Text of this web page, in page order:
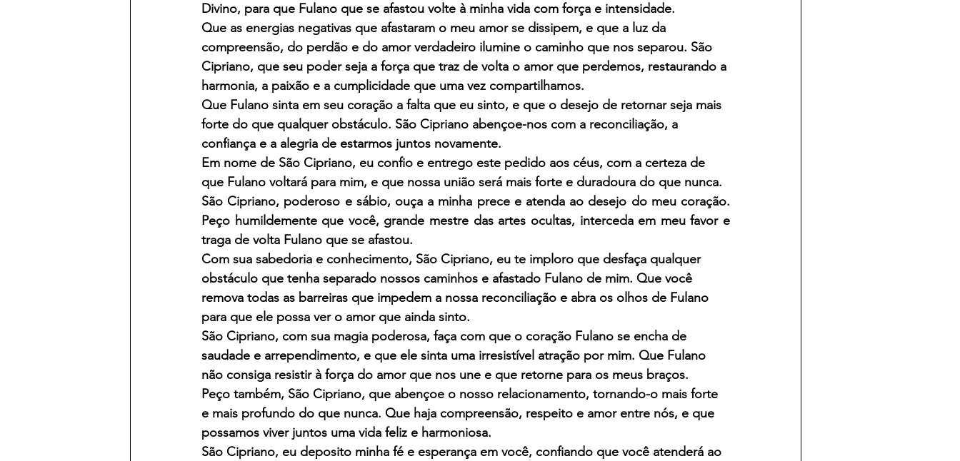
Divino, para que Fulano que se afastou volte à minha vida com força e intensidade.
Que as energias negativas que afastaram o meu amor se dissipem, e que a luz da
compreensão, do perdão e do amor verdadeiro ilumine o caminho que nos separou. São
Cipriano, que seu poder seja a força que traz de volta o amor que perdemos, restaurando a
harmonia, a paixão e a cumplicidade que uma vez compartilhamos.
Que Fulano sinta em seu coração a falta que eu sinto, e que o desejo de retornar seja mais
forte do que qualquer obstáculo. São Cipriano abençoe-nos com a reconciliação, a
confiança e a alegria de estarmos juntos novamente.
Em nome de São Cipriano, eu confio e entrego este pedido aos céus, com a certeza de
que Fulano voltará para mim, e que nossa união será mais forte e duradoura do que nunca.
São Cipriano, poderoso e sábio, ouça a minha prece e atenda ao desejo do meu coração.
Peço humildemente que você, grande mestre das artes ocultas, interceda em meu favor e
traga de volta Fulano que se afastou.
Com sua sabedoria e conhecimento, São Cipriano, eu te imploro que desfaça qualquer
obstáculo que tenha separado nossos caminhos e afastado Fulano de mim. Que você
remova todas as barreiras que impedem a nossa reconciliação e abra os olhos de Fulano
para que ele possa ver o amor que ainda sinto.
São Cipriano, com sua magia poderosa, faça com que o coração Fulano se encha de
saudade e arrependimento, e que ele sinta uma irresistível atração por mim. Que Fulano
não consiga resistir à força do amor que nos une e que retorne para os meus braços.
Peço também, São Cipriano, que abençoe o nosso relacionamento, tornando-o mais forte
e mais profundo do que nunca. Que haja compreensão, respeito e amor entre nós, e que
possamos viver juntos uma vida feliz e harmoniosa.
São Cipriano, eu deposito minha fé e esperança em você, confiando que você atenderá ao